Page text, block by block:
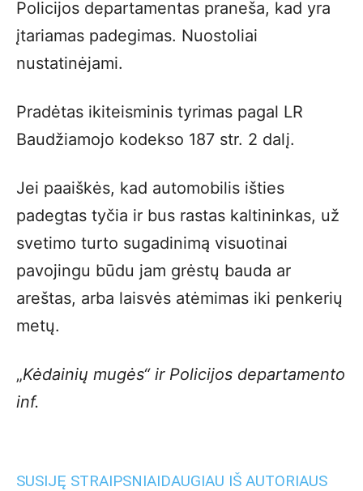
Policijos departamentas praneša, kad yra
įtariamas padegimas. Nuostoliai
nustatinėjami.
Pradėtas ikiteisminis tyrimas pagal LR
Baudžiamojo kodekso 187 str. 2 dalį.
Jei paaiškės, kad automobilis išties
padegtas tyčia ir bus rastas kaltininkas, už
svetimo turto sugadinimą visuotinai
pavojingu būdu jam grėstų bauda ar
areštas, arba laisvės atėmimas iki penkerių
metų.
„Kėdainių mugės“ ir Policijos departamento
inf.
SUSIJĘ STRAIPSNIAIDAUGIAU IŠ AUTORIAUS